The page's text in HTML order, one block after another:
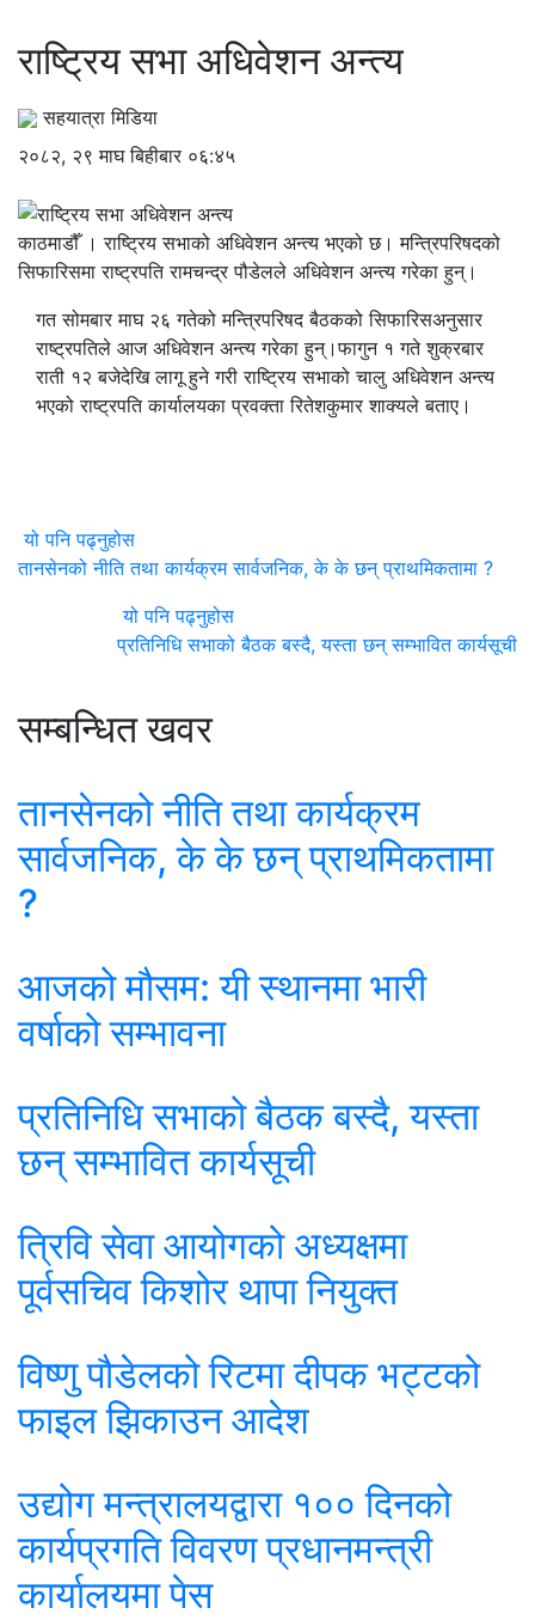
राष्ट्रिय सभा अधिवेशन अन्त्य
सहयात्रा मिडिया
२०८२, २९ माघ बिहीबार ०६:४५
काठमाडौँ । राष्ट्रिय सभाको अधिवेशन अन्त्य भएको छ। मन्त्रिपरिषदको
सिफारिसमा राष्‍ट्रपति रामचन्द्र पौडेलले अधिवेशन अन्त्य गरेका हुन्।
गत सोमबार माघ २६ गतेको मन्त्रिपरिषद बैठकको सिफारिसअनुसार
राष्ट्रपतिले आज अधिवेशन अन्त्य गरेका हुन्।फागुन १ गते शुक्रबार
राती १२ बजेदेखि लागू हुने गरी राष्‍ट्रिय सभाको चालु अधिवेशन अन्त्य
भएको राष्ट्रपति कार्यालयका प्रवक्ता रितेशकुमार शाक्यले बताए।
यो पनि पढ्नुहोस
तानसेनको नीति तथा कार्यक्रम सार्वजनिक, के के छन् प्राथमिकतामा ?
यो पनि पढ्नुहोस
प्रतिनिधि सभाको बैठक बस्दै, यस्ता छन् सम्भावित कार्यसूची
सम्बन्धित खवर
तानसेनको नीति तथा कार्यक्रम
सार्वजनिक, के के छन् प्राथमिकतामा
?
आजको मौसम: यी स्थानमा भारी
वर्षाको सम्भावना
प्रतिनिधि सभाको बैठक बस्दै, यस्ता
छन् सम्भावित कार्यसूची
त्रिवि सेवा आयोगको अध्यक्षमा
पूर्वसचिव किशोर थापा नियुक्त
विष्णु पौडेलको रिटमा दीपक भट्टको
फाइल झिकाउन आदेश
उद्योग मन्त्रालयद्वारा १०० दिनको
कार्यप्रगति विवरण प्रधानमन्त्री
कार्यालयमा पेस